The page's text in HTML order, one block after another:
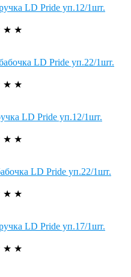
LD Pride уп.12/1шт.
★ ★
LD Pride уп.22/1шт.
★ ★
LD Pride уп.12/1шт.
★ ★
LD Pride уп.22/1шт.
★ ★
LD Pride уп.17/1шт.
★ ★